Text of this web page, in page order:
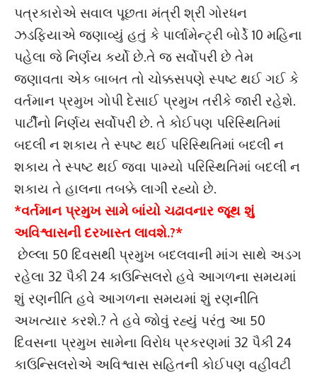
પત્રકારોએ સવાલ પૂછતા મંત્રી શ્રી ગોરધન
ઝડફિયાએ જણાવ્યું હતું કે પાર્લામેન્ટ્રી બોર્ડે 10 મહિના
પહેલા જે નિર્ણય કર્યો છે.તે જ સર્વોપરી છે તેમ
જણાવતા એક બાબત તો ચોક્કસપણે સ્પષ્ટ થઈ ગઈ કે
વર્તમાન પ્રમુખ ગોપી દેસાઈ પ્રમુખ તરીકે જારી રહેશે.
પાર્ટીનો નિર્ણય સર્વોપરી છે. તે કોઈપણ પરિસ્થિતિમાં
બદલી ન શકાય તે સ્પષ્ટ થઈ પરિસ્થિતિમાં બદલી ન
શકાય તે સ્પષ્ટ થઈ જવા પામ્યો પરિસ્થિતિમાં બદલી ન
શકાય તે હાલના તબક્કે લાગી રહ્યો છે.
*વર્તમાન પ્રમુખ સામે બાંયો ચઢાવનાર જૂથ શું
અવિશ્વાસની દરખાસ્ત લાવશે.?*
છેલ્લા 50 દિવસથી પ્રમુખ બદલવાની માંગ સાથે અડગ
રહેલા 32 પૈકી 24 કાઉન્સિલરો હવે આગળના સમયમાં
શું રણનીતિ હવે આગળના સમયમાં શું રણનીતિ
અખત્યાર કરશે.? તે હવે જોવું રહ્યું પરંતુ આ 50
દિવસના પ્રમુખ સામેના વિરોધ પ્રકરણમાં 32 પૈકી 24
કાઉન્સિલરોએ અવિશ્વાસ સહિતની કોઈપણ વહીવટી